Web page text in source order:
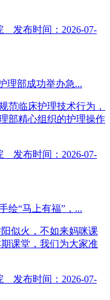
发布时间：2026-07-
理部成功举办急...
范临床护理技术行为，
部精心组织的护理操作
发布时间：2026-07-
绘“马上有福”，...
似火，不如来妈咪课
课堂，我们为大家准
发布时间：2026-07-